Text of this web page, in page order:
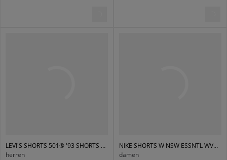
LEVI'S SHORTS 501® '93 SHORTS DARK INDIGO
herren
NIKE SHORTS W NSW ESSNTL WVN HR 5" CRGO SH
damen